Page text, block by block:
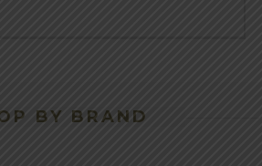
BY BRAND